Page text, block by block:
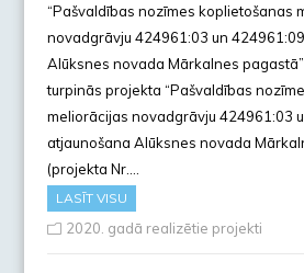
“Pašvaldības nozīmes koplietošanas
novadgrāvju 424961:03 un
Alūksnes novada Mārkalnes
turpinās projekta “Pašvaldības
meliorācijas novadgrāvju 424961:03
atjaunošana Alūksnes novada
(projekta Nr….
LASĪT VISU
2020. gadā realizētie projekti